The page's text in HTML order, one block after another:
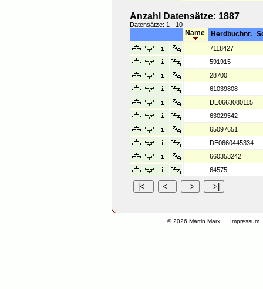
© 2026 Martin Marx Impressum
Anzahl Datensätze: 1887
Datensätze: 1 - 10
Name Herdbuchnr.
7118427
591915
28700
61039808
DE0663080115
63029542
65097651
DE0660445334
660353242
64575